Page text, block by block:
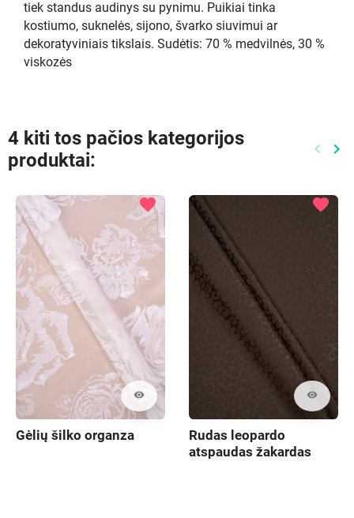
tiek standus audinys su pynimu. Puikiai tinka
kostiumo, suknelės, sijono, švarko siuvimui ar
dekoratyviniais tikslais. Sudėtis: 70 % medvilnės, 30 %
viskozės
4 kiti tos pačios kategorijos
produktai:
keyboard_arrow_left keyboard_arrow_right
visibility
favorite
Gėlių šilko organza
visibility
favorite
Rudas leopardo
atspaudas žakardas